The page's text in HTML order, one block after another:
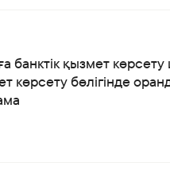
банктік қызмет
көрсету бөлігінде